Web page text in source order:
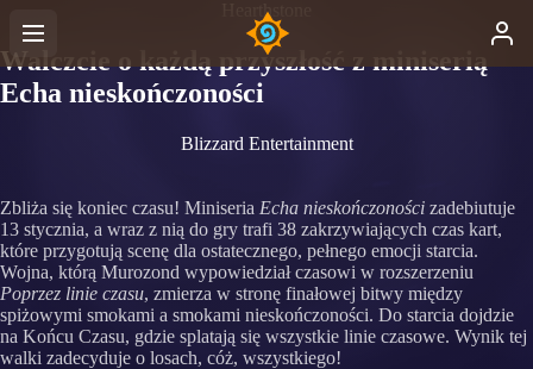
Hearthstone
Walczcie o każdą przyszłość z miniserią
Echa nieskończoności
Blizzard Entertainment
Zbliża się koniec czasu! Miniseria Echa nieskończoności zadebiutuje
13 stycznia, a wraz z nią do gry trafi 38 zakrzywiających czas kart,
które przygotują scenę dla ostatecznego, pełnego emocji starcia.
Wojna, którą Murozond wypowiedział czasowi w rozszerzeniu
Poprzez linie czasu, zmierza w stronę finałowej bitwy między
spiżowymi smokami a smokami nieskończoności. Do starcia dojdzie
na Końcu Czasu, gdzie splatają się wszystkie linie czasowe. Wynik tej
walki zadecyduje o losach, cóż, wszystkiego!